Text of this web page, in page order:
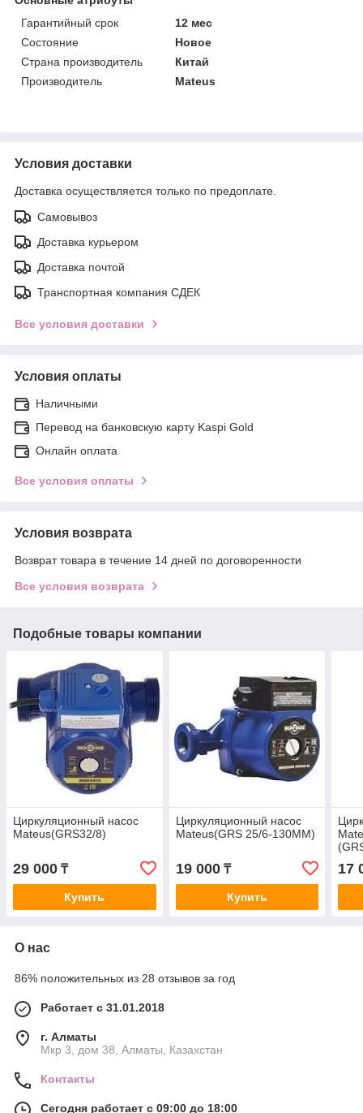
Гарантийный срок
12 мес
Состояние
Новое
Страна производитель
Китай
Производитель
Mateus
Условия доставки
Доставка осуществляется только по предоплате.
Самовывоз
Доставка курьером
Доставка почтой
Транспортная компания СДЕК
Все условия доставки
Условия оплаты
Наличными
Перевод на банковскую карту Kaspi Gold
Онлайн оплата
Все условия оплаты
Условия возврата
Возврат товара в течение 14 дней по договоренности
Все условия возврата
Подобные товары компании
Циркуляционный насос
Mateus(GRS32/8)
29 000 ₸
Купить
Циркуляционный насос
Mateus(GRS 25/6-130ММ)
19 000₸
Купить
17
О нас
86% положительных из 28 отзывов за год
Работает с 31.01.2018
г. Алматы
Мкр 3, дом 38, Алматы, Казахстан
Контакты
Сегодня работает с 09:00 до 18:00